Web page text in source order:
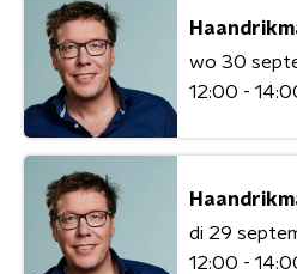
wo 30
12:00 -
di 29
12:00 -